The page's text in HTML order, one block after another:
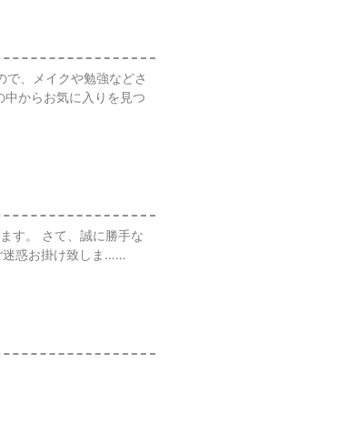
、メイクや勉強などさ
からお気に入りを見つ
す。 さて、誠に勝手な
惑お掛け致しま……